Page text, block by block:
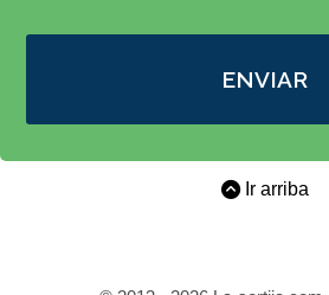
ENVIAR
Ir arriba